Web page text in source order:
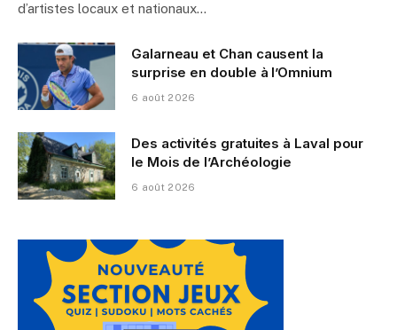
d’artistes locaux et nationaux…
Galarneau et Chan causent la
surprise en double à l’Omnium
6 août 2026
Des activités gratuites à Laval pour
le Mois de l’Archéologie
6 août 2026